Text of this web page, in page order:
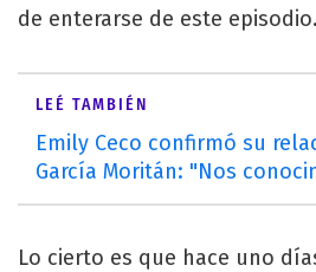
de enterarse de este episodio.
LEÉ TAMBIÉN
Emily Ceco confirmó su
García Moritán: "Nos
Lo cierto es que hace uno